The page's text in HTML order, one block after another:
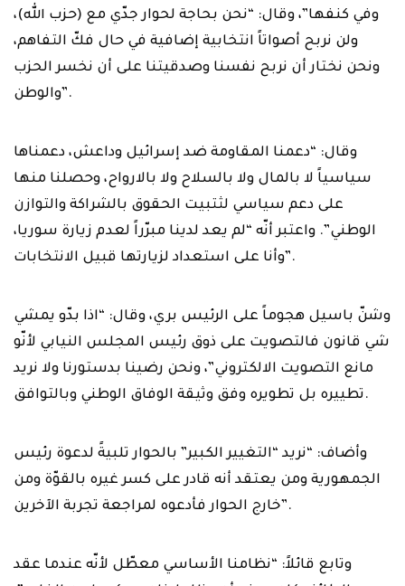
وفي كنفها”، وقال: “نحن ‏بحاجة لحوار جدّي مع (حزب الله)،
ولن نربح أصواتاً انتخابية إضافية في حال فكّ التفاهم،
‏ونحن نختار أن نربح نفسنا وصدقيتنا على أن نخسر الحزب
والوطن‎”.‎
وقال: “دعمنا المقاومة ضد إسرائيل وداعش، دعمناها
سياسياً لا بالمال ولا بالسلاح ولا ‏بالارواح، وحصلنا منها
على دعم سياسي لثتبيت الحقوق بالشراكة والتوازن
الوطني”. واعتبر ‏أنّه “لم يعد لدينا مبرّراً لعدم زيارة سوريا،
وأنا على استعداد لزيارتها قبيل الانتخابات‎”.‎
وشنّ باسيل هجوماً على الرئيس بري، وقال: “اذا بدّو يمشي
شي قانون فالتصويت على ‏ذوق رئيس المجلس النيابي لأنّو
مانع التصويت الالكتروني”، ونحن رضينا بدستورنا ولا نريد
‏تطييره بل تطويره وفق وثيقة الوفاق الوطني وبالتوافق‎.‎
وأضاف: “نريد “التغيير الكبير” بالحوار تلبيةً لدعوة رئيس
الجمهورية ومن يعتقد أنه قادر ‏على كسر غيره بالقوّة ومن
خارج الحوار فأدعوه لمراجعة تجربة الآخرين‎”.‎
وتابع قائلاً: “نظامنا الأساسي معطّل لأنّه عندما عقد